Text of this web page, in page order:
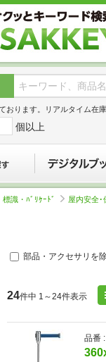
おります。リアルタイム在
個以上
識・ﾊﾞﾘｹｰﾄﾞ 屋内安全･
部品・アクセサリを
24件中 1～24件表示
品番 :